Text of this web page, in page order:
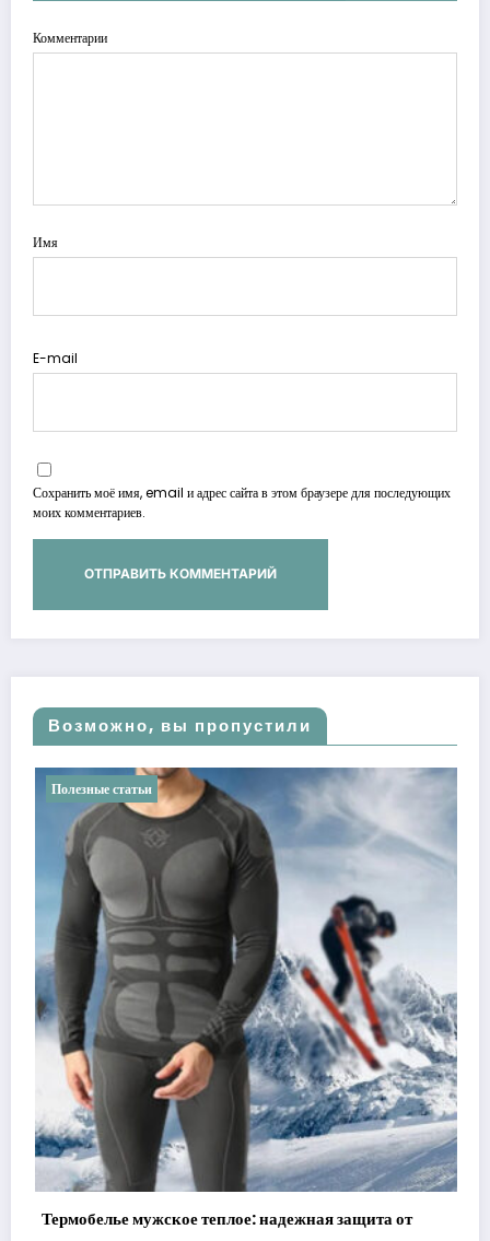
Комментарии
Имя
E-mail
Сохранить моё имя, email и адрес сайта в этом браузере для последующих
моих комментариев.
Возможно, вы пропустили
теплое: надежная защита от
Спортивное